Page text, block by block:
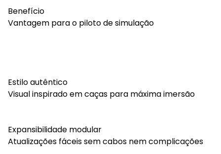
Benefício
Vantagem para o piloto de simulação
Estilo autêntico
Visual inspirado em caças para máxima imersão
Expansibilidade modular
Atualizações fáceis sem cabos nem complicações